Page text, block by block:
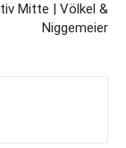
Mitte | Völkel &
Niggemeier